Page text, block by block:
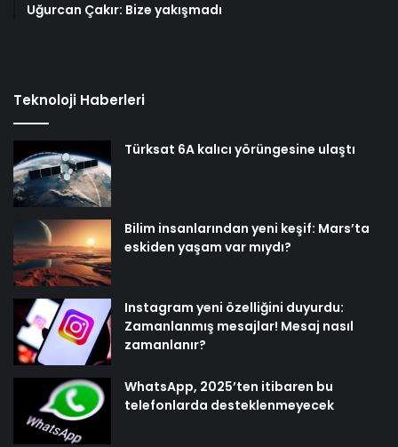
Uğurcan Çakır: Bize yakışmadı
Teknoloji Haberleri
Türksat 6A kalıcı yörüngesine ulaştı
Bilim insanlarından yeni keşif: Mars’ta
eskiden yaşam var mıydı?
Instagram yeni özelliğini duyurdu:
Zamanlanmış mesajlar! Mesaj nasıl
zamanlanır?
WhatsApp, 2025’ten itibaren bu
telefonlarda desteklenmeyecek